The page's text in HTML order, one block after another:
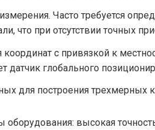
Часто требуется
что при отсутствии точных
с привязкой к
датчик глобального
для построения трехмерных
оборудования: высокая